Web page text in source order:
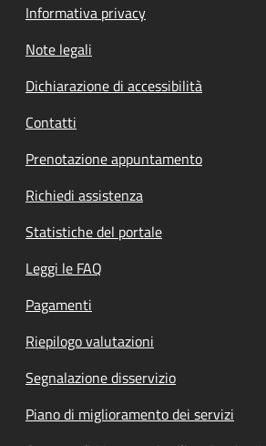
Informativa privacy
Note legali
Dichiarazione di accessibilità
Contatti
Prenotazione appuntamento
Richiedi assistenza
Statistiche del portale
Leggi le FAQ
Pagamenti
Riepilogo valutazioni
Segnalazione disservizio
Piano di miglioramento dei servizi